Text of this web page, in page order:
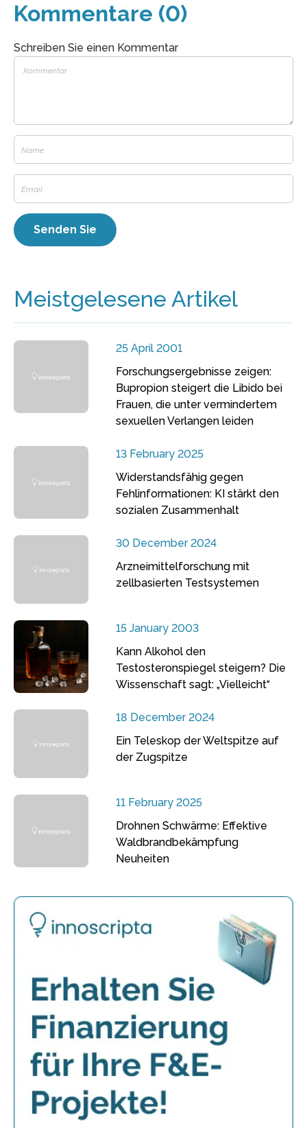
Kommentare (0)
Schreiben Sie einen Kommentar
Meistgelesene Artikel
25 April 2001
Forschungsergebnisse zeigen:
Bupropion steigert die Libido bei
Frauen, die unter vermindertem
sexuellen Verlangen leiden
13 February 2025
Widerstandsfähig gegen
Fehlinformationen: KI stärkt den
sozialen Zusammenhalt
30 December 2024
Arzneimittelforschung mit
zellbasierten Testsystemen
15 January 2003
Kann Alkohol den
Testosteronspiegel steigern? Die
Wissenschaft sagt: „Vielleicht“
18 December 2024
Ein Teleskop der Weltspitze auf
der Zugspitze
11 February 2025
Drohnen Schwärme: Effektive
Waldbrandbekämpfung
Neuheiten